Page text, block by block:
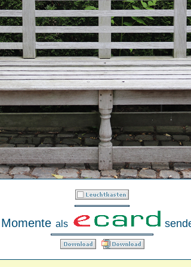
Momente als